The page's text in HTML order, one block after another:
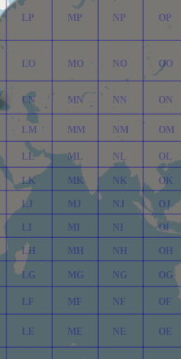
LE
LF
LG
LH
LI
LJ
LK
LL
LM
LN
LO
LP
ME
MF
MG
MH
MI
MJ
MK
ML
MM
MN
MO
MP
NE
NF
NG
NH
NI
NJ
NK
NL
NM
NN
NO
NP
OE
OF
OG
OH
OI
OJ
OK
OL
OM
ON
OO
OP